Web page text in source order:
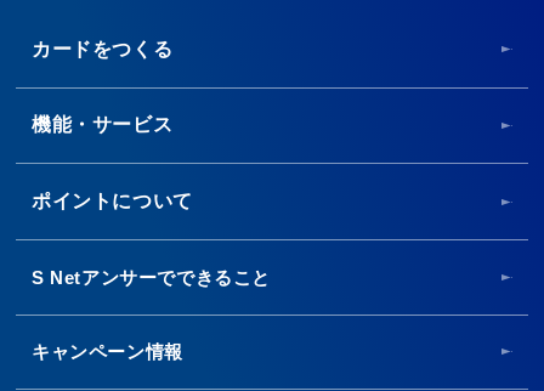
カードをつくる
機能・サービス
ポイントについて
S Netアンサーでできること
キャンペーン情報